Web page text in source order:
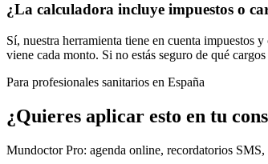
¿La calculadora incluye impuestos o
Sí, nuestra herramienta tiene en cuenta impuestos
viene cada monto. Si no estás seguro de qué
Para profesionales sanitarios en España
¿Quieres aplicar esto en tu
Mundoctor Pro: agenda online, recordatorios